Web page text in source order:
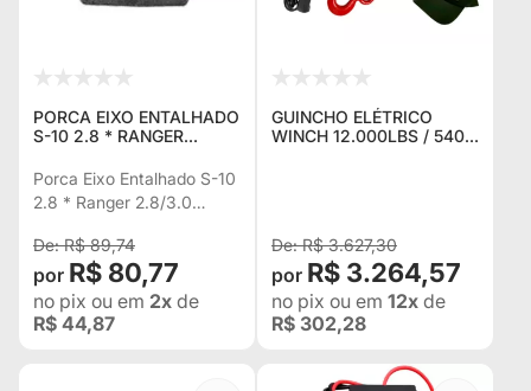
PORCA EIXO ENTALHADO
S-10 2.8 * RANGER
2002/2007 TROLLER
IVECO DAILY
35514/45514
Porca Eixo Entalhado S-10
2.8 * Ranger 2.8/3.0
Iveco Daily 35514/45514
R$ 89,74
R$ 80,77
no pix ou em 2x de
R$ 44,87
GUINCHO ELÉTRICO
WINCH 12.000LBS / 5400
R$ 3.627,30
R$ 3.264,57
no pix ou em 12x de
R$ 302,28